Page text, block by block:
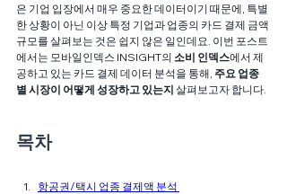
은 기업 입장에서 매우 중요한 데이터이기 때문에, 특별
한 상황이 아닌 이상 특정 기업과 업종의 카드 결제 금액
규모를 살펴보는 것은 쉽지 않은 일인데요. 이번 포스트
에서는 모바일인덱스 INSIGHT의 소비 인덱스에서 제
공하고 있는 카드 결제 데이터 분석을 통해, 주요 업종
별 시장이 어떻게 성장하고 있는지 살펴보고자 합니다.
목차
항공권/택시 업종 결제액 분석